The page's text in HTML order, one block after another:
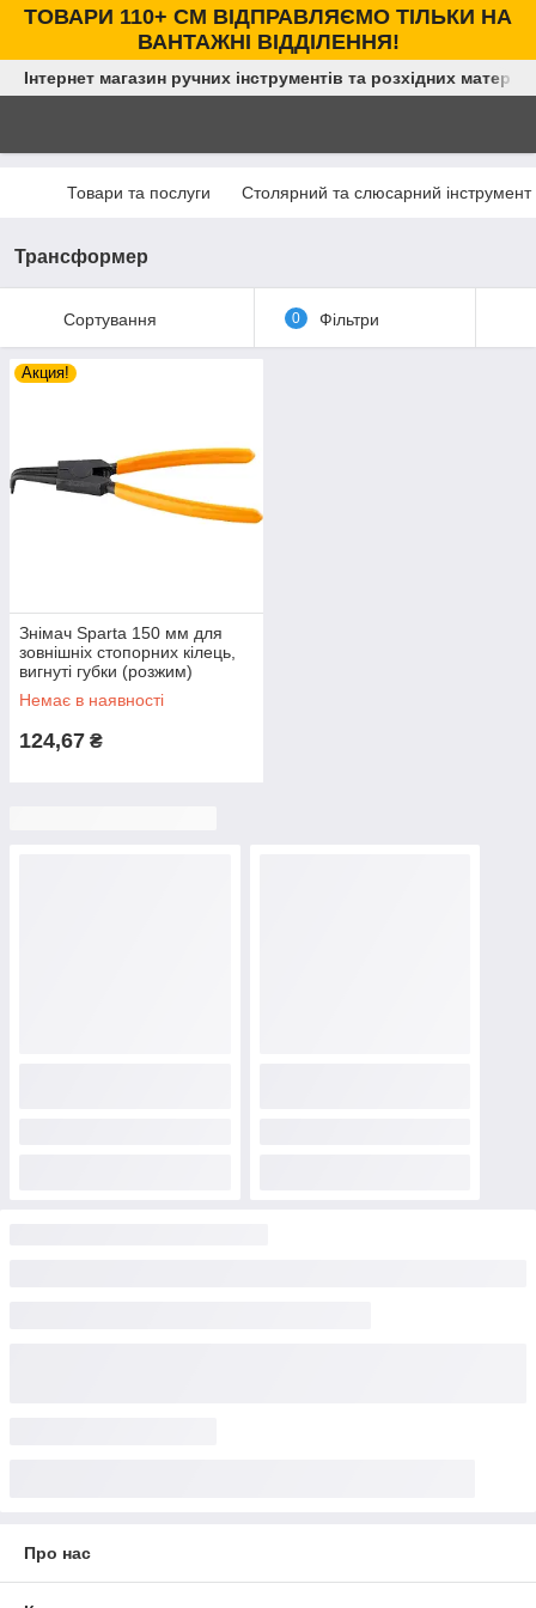
ТОВАРИ 110+ СМ ВІДПРАВЛЯЄМО ТІЛЬКИ НА
ВАНТАЖНІ ВІДДІЛЕННЯ!
Інтернет магазин ручних інструментів та розхідних
Товари та послуги Столярний та слюсарний інструмент
Трансформер
Сортування 0 Фільтри
Акция!
Знімач Sparta 150 мм для
зовнішніх стопорних кілець,
вигнуті губки (розжим)
(183205)
Немає в наявності
124,67 ₴
Про нас